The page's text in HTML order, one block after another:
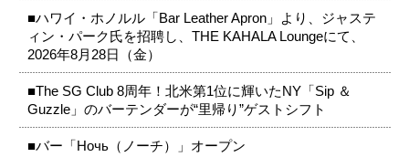
■ハワイ・ホノルル「Bar Leather Apron」より、ジャステ
ィン・パーク氏を招聘し、THE KAHALA Loungeにて、
2026年8月28日（金）
■The SG Club 8周年！北米第1位に輝いたNY「Sip ＆
Guzzle」のバーテンダーが“里帰り”ゲストシフト
■バー「Ночь（ノーチ）」オープン